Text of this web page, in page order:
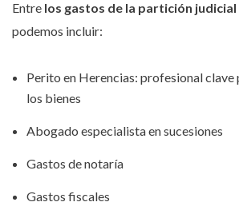
Entre los gastos de la partición judicial
podemos incluir:
Perito en Herencias: profesional clave
los bienes
Abogado especialista en sucesiones
Gastos de notaría
Gastos fiscales